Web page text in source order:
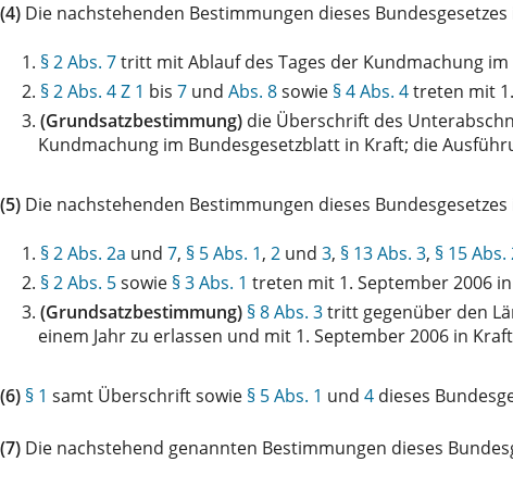
(4) Die nachstehenden Bestimmungen dieses
1. § 2 Abs. 7tritt mit Ablauf des Tages der Kundmachung
2. § 2 Abs. 4 Z 1 bis 7 und Abs. 8sowie § 4 Abs. 4treten mit
3. (Grundsatzbestimmung) die Überschrift des
Kundmachung im Bundesgesetzblatt in Kraft; die
(5) Die nachstehenden Bestimmungen dieses
1. § 2 Abs. 2a und 7, § 5 Abs. 1, 2 und 3, § 13 Abs. 3, § 15 Abs.
2. § 2 Abs. 5sowie § 3 Abs. 1 treten mit 1. September 2006
3. (Grundsatzbestimmung) § 8 Abs. 3tritt gegenüber den
einem Jahr zu erlassen und mit 1. September 2006 in
(6) § 1 samt Überschrift sowie § 5 Abs. 1 und 4 dieses
(7) Die nachstehend genannten Bestimmungen dieses